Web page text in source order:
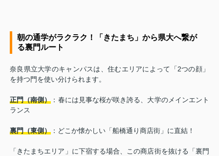
朝の通学がラクラク！「きたまち」から県大へ繋が
る裏門ルート
奈良県立大学のキャンパスは、住むエリアによって「2つの顔」
を持つ門を使い分けられます。
正門（南側） ：春には見事な桜が咲き誇る、大学のメインエント
ランス
裏門（東側） ：どこか懐かしい「船橋通り商店街」に直結！
「きたまちエリア」に下宿する場合、この商店街を抜ける「裏門